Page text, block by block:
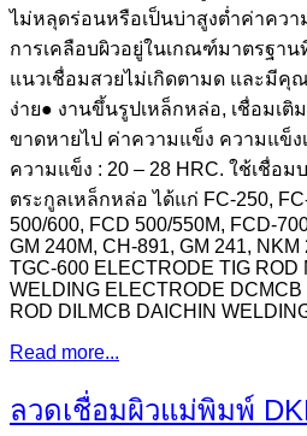
ไม่หลุดร่อนหรือเป็นบ่าสูงต่ำค่าคว
การเคลือบผิวอยู่ในเกณฑ์มาตรฐาน
แนวเชื่อมสวยไม่เกิดตามด และมี
ง่าย● งานขึ้นรูปเหล็กหล่อ, เชื่อมเ
ขาดหายไป ค่าความแข็ง ความแข็ง
ความแข็ง : 20 – 28 HRC. ใช้เชื่อม
ตระกูลเหล็กหล่อ ได้แก่ FC-250,
500/600, FCD 500/550M, FCD-
GM 240M, CH-891, GM 241,
TGC-600 ELECTRODE TIG ROD
WELDING ELECTRODE
ROD DILMCB DAICHIN
Read more...
ลวดเชื่อมผิวแม่พิมพ์